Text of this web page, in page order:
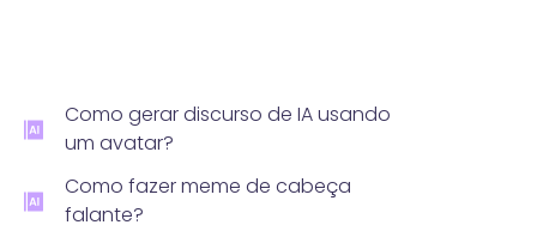
Como gerar discurso de IA usando
um avatar?
Como fazer meme de cabeça
falante?